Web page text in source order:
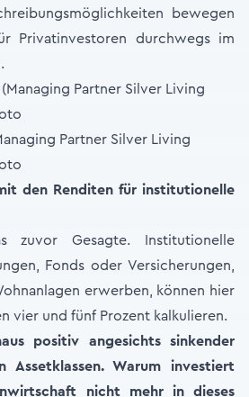
bewegen
Privatinvestoren durchwegs im
Partner Silver Living
den Renditen für institutionelle
Gesagte. Institutionelle
Fonds oder Versicherungen,
erwerben, können hier
vier und fünf Prozent kalkulieren.
positiv angesichts sinkender
Assetklassen. Warum investiert
nicht mehr in dieses